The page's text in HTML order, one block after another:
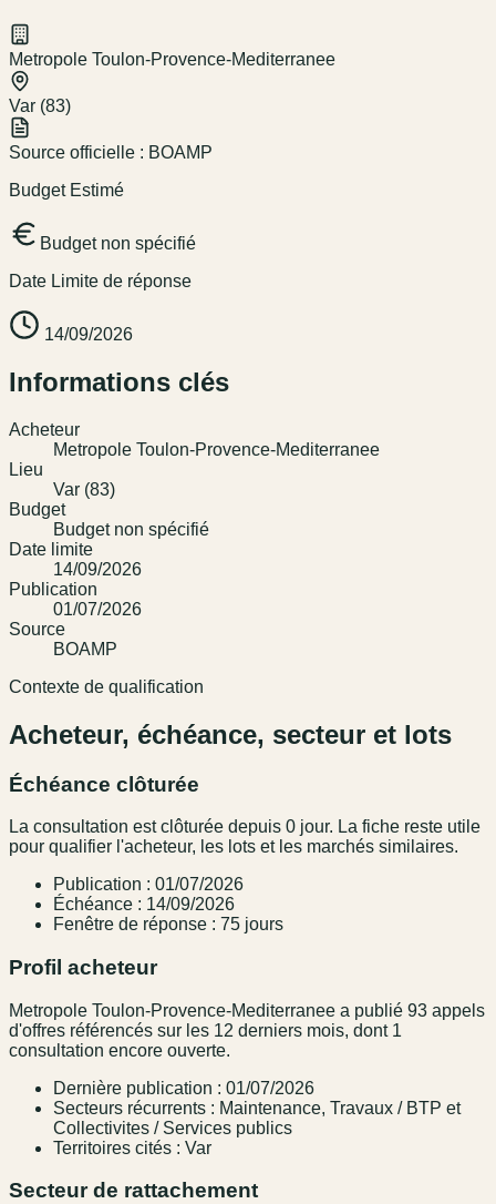
Metropole Toulon-Provence-Mediterranee
Var (83)
Source officielle : BOAMP
Budget Estimé
Budget non spécifié
Date Limite de réponse
14/09/2026
Informations clés
Acheteur
Metropole Toulon-Provence-Mediterranee
Lieu
Var (83)
Budget
Budget non spécifié
Date limite
14/09/2026
Publication
01/07/2026
Source
BOAMP
Contexte de qualification
Acheteur, échéance, secteur et lots
Échéance clôturée
La consultation est clôturée depuis 0 jour. La fiche reste utile
pour qualifier l'acheteur, les lots et les marchés similaires.
Publication : 01/07/2026
Échéance : 14/09/2026
Fenêtre de réponse : 75 jours
Profil acheteur
Metropole Toulon-Provence-Mediterranee a publié 93 appels
d'offres référencés sur les 12 derniers mois, dont 1
consultation encore ouverte.
Dernière publication : 01/07/2026
Secteurs récurrents : Maintenance, Travaux / BTP et
Collectivites / Services publics
Territoires cités : Var
Secteur de rattachement